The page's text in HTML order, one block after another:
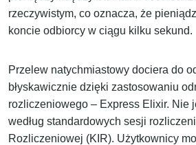
rzeczywistym, co oznacza, że
koncie odbiorcy w ciągu kilku sekund.
Przelew natychmiastowy dociera do
błyskawicznie dzięki zastosowaniu
rozliczeniowego – Express Elixir. Nie
według standardowych sesji
Rozliczeniowej (KIR). Użytkownicy